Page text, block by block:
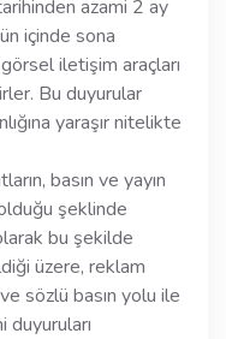
azami 2 ay
içinde sona
iletişim araçları
Bu duyurular
yaraşır nitelikte
basın ve yayın
şeklinde
bu şekilde
üzere, reklam
sözlü basın yolu ile